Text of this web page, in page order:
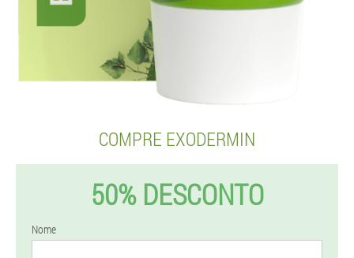
COMPRE EXODERMIN
50% DESCONTO
Nome